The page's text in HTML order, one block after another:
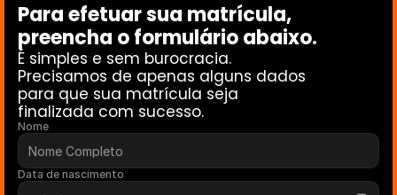
Para efetuar sua matrícula,
preencha o formulário abaixo.
É simples e sem burocracia.
Precisamos de apenas alguns dados
para que sua matrícula seja
finalizada com sucesso.
Nome
Data de nascimento